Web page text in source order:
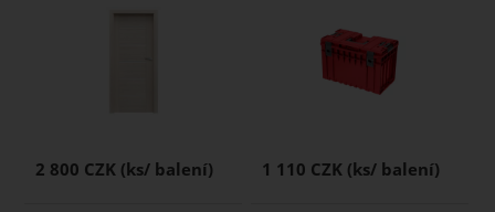
2 800 CZK 1 110 CZK